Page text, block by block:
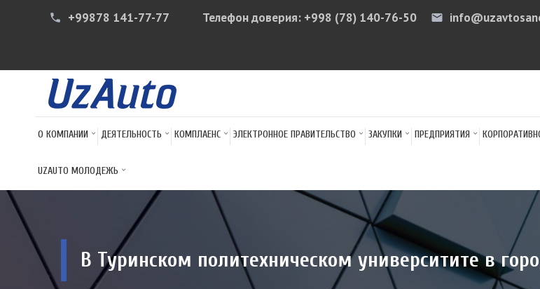
phone +99878 141-77-77 Телефон доверия: +998 (78) 140-76-50 email
О КОМПАНИИ ДЕЯТЕЛЬНОСТЬ КОМПЛАЕНС ЭЛЕКТРОННОЕ ПРАВИТЕЛЬСТВО ЗАКУПКИ ПРЕДПРИЯТИЯ
UZAUTO МОЛОДЕЖЬ
В Туринском политехническом университите в